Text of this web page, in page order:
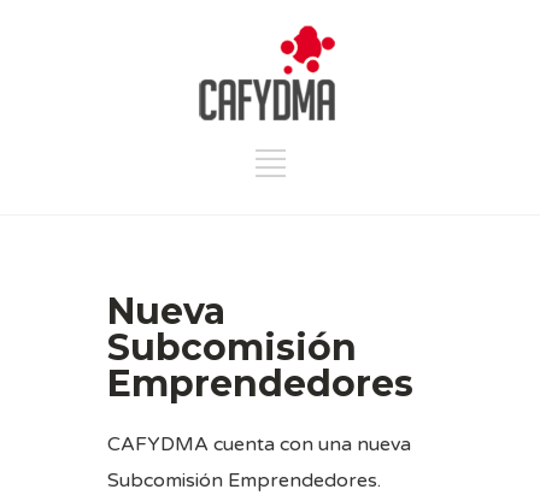
Nueva
Subcomisión
Emprendedores
CAFYDMA cuenta con una nueva
Subcomisión Emprendedores.